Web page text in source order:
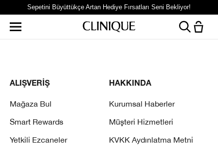
Sepetini Büyüttükçe Artan Hediye Fırsatları Seni Bekliyor!
ALIŞVERİŞ
Mağaza Bul
Smart Rewards
Yetkili Ezcaneler
HAKKINDA
Kurumsal Haberler
Müşteri Hizmetleri
KVKK Aydınlatma Metni